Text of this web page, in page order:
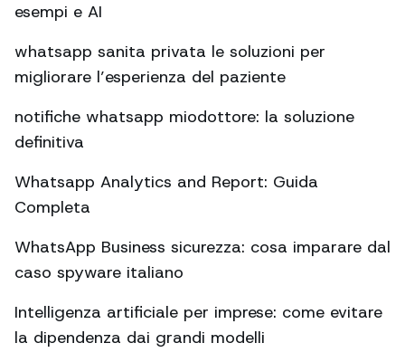
esempi e AI
whatsapp sanita privata le soluzioni per
migliorare l’esperienza del paziente
notifiche whatsapp miodottore: la soluzione
definitiva
Whatsapp Analytics and Report: Guida
Completa
WhatsApp Business sicurezza: cosa imparare dal
caso spyware italiano
Intelligenza artificiale per imprese: come evitare
la dipendenza dai grandi modelli